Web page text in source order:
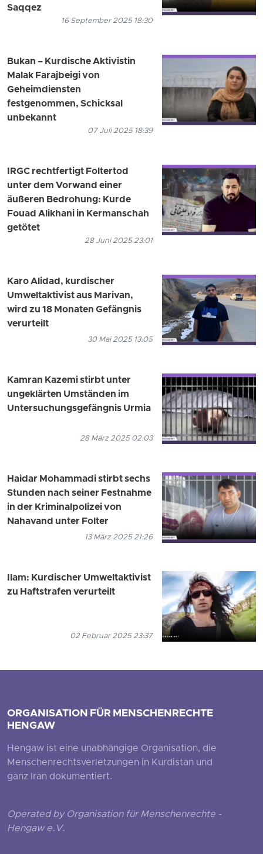
Saqqez
16 September 2025 18:30
Bukan – Kurdische Aktivistin
Malak Farajbeigi von
Geheimdiensten
festgenommen, Schicksal
unbekannt
07 Juli 2025 18:39
IRGC rechtfertigt Foltertod
unter dem Vorwand einer
äußeren Bedrohung: Kurde
Fouad Alikhani in Kermanschah
getötet
28 Juni 2025 23:01
Karo Alidad, kurdischer
Umweltaktivist aus Marivan,
wird zu 18 Monaten Gefängnis
verurteilt
30 Mai 2025 13:05
Kamran Kazemi stirbt unter
ungeklärten Umständen im
Untersuchungsgefängnis Urmia
28 März 2025 02:03
Haidar Mohammadi stirbt sechs
Stunden nach seiner Festnahme
in der Kriminalpolizei von
Nahavand unter Folter
13 März 2025 21:26
Ilam: Kurdischer Umweltaktivist
zu Haftstrafen verurteilt
02 Februar 2025 23:37
ORGANISATION FÜR MENSCHENRECHTE
HENGAW
Hengaw ist eine unabhängige Organisation, die
Menschenrechtsverletzungen in Kurdistan und
ganz Iran dokumentiert.
Operated by Organisation für Menschenrechte -
Hengaw e.V.